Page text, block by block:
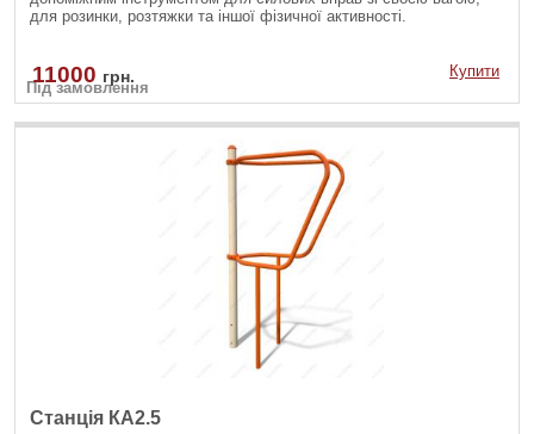
для розинки, розтяжки та іншої фізичної активності.
Під замовлення
11000 грн. Купити
Станція КА2.5